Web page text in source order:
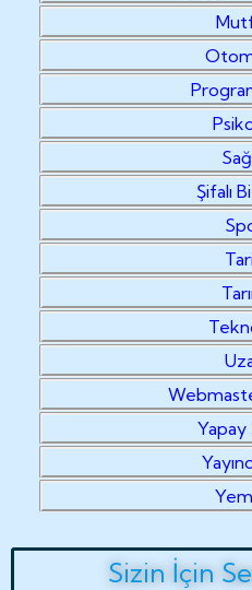
Şifalı
Yapay
Sizin İçin